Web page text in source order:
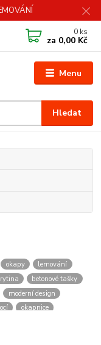
Menu
Hledat
0 ks
za 0,00 Kč
okapy
lemování
betonové tašky
moderní design
okapnice